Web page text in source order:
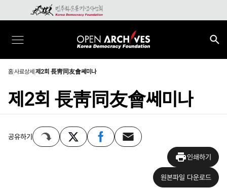
홈사료상세 제2회 長靑同友會쎄미나
제2회 長靑同友會쎄미나
공유하기
인쇄하기
원본파일 다운로드